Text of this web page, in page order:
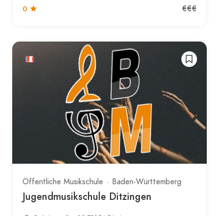
0 €€€
Öffentliche Musikschule Baden-Württemberg
Jugendmusikschule Ditzingen